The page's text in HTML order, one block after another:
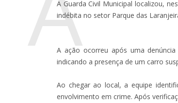
A Guarda Civil Municipal localizou,
indébita no setor Parque das
A ação ocorreu após uma denúncia
indicando a presença de um carro
Ao chegar ao local, a equipe
envolvimento em crime. Após